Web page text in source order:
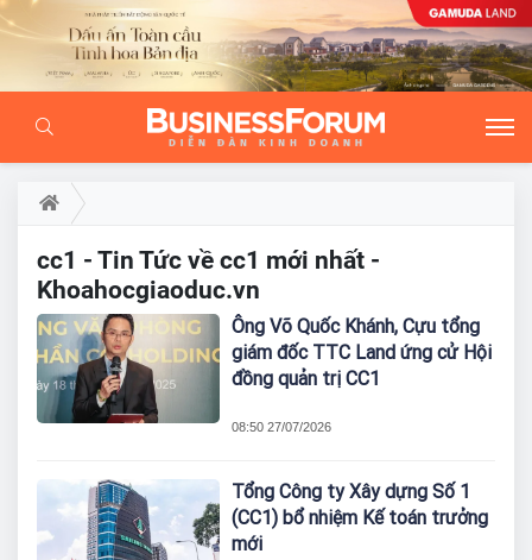
cc1 - Tin Tức về cc1 mới nhất -
Khoahocgiaoduc.vn
Ông Võ Quốc Khánh, Cựu tổng
giám đốc TTC Land ứng cử Hội
đồng quản trị CC1
08:50 27/07/2026
Tổng Công ty Xây dựng Số 1
(CC1) bổ nhiệm Kế toán trưởng
mới